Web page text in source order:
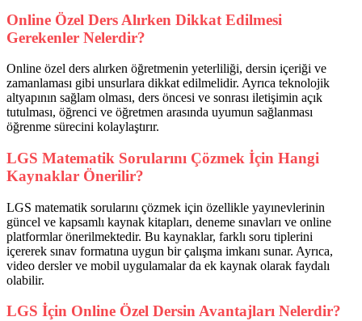
Online Özel Ders Alırken Dikkat Edilmesi
Gerekenler Nelerdir?
Online özel ders alırken öğretmenin yeterliliği, dersin içeriği ve
zamanlaması gibi unsurlara dikkat edilmelidir. Ayrıca teknolojik
altyapının sağlam olması, ders öncesi ve sonrası iletişimin açık
tutulması, öğrenci ve öğretmen arasında uyumun sağlanması
öğrenme sürecini kolaylaştırır.
LGS Matematik Sorularını Çözmek İçin Hangi
Kaynaklar Önerilir?
LGS matematik sorularını çözmek için özellikle yayınevlerinin
güncel ve kapsamlı kaynak kitapları, deneme sınavları ve online
platformlar önerilmektedir. Bu kaynaklar, farklı soru tiplerini
içererek sınav formatına uygun bir çalışma imkanı sunar. Ayrıca,
video dersler ve mobil uygulamalar da ek kaynak olarak faydalı
olabilir.
LGS İçin Online Özel Dersin Avantajları Nelerdir?